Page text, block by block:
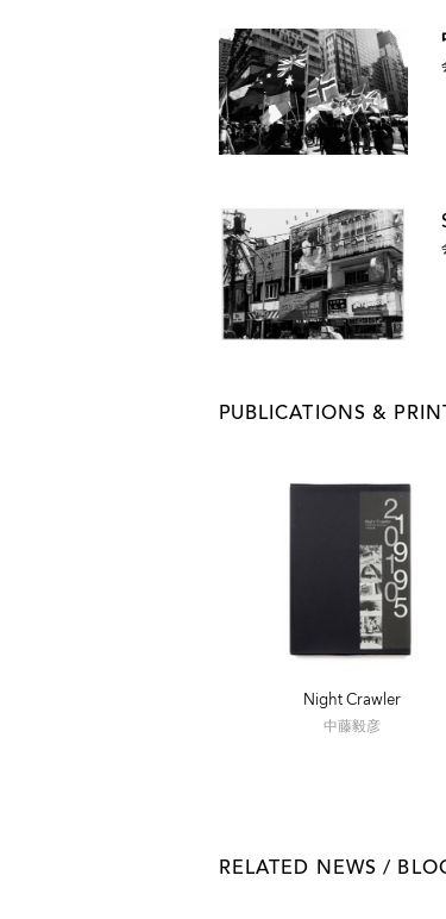
主なグループ展
1999 - 「フォトディメンショ
2004 - 「クラブパラディーゾ
ソフィア ブルガリア国立美術
2006 - 「横浜写真アパートメ
2008 - 「大ニエプス展〉四谷三
書店
2009 - 「VS熱海展」四谷三丁
リウス
御苑前・シリウス
2012 - 「VS浪速展」四谷三丁
「world wide@Young Portfolio
展」神戸・TANTO TEMPO 「
PUBLICATIONS &
Night Crawler
中藤毅彦
RELATED NEWS /